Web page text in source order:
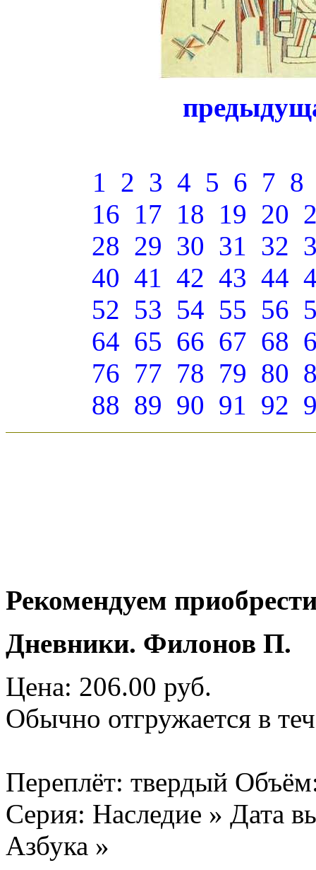
1 2 3 4 5 6 7 8
16 17 18 19 20
28 29 30 31 32
40 41 42 43 44
52 53 54 55 56
64 65 66 67 68
76 77 78 79 80
88 89 90 91 92
Рекомендуем
Дневники. Филонов П.
Цена: 206.00 руб.
Обычно отгружается в
Переплёт: твердый
Серия: Наследие » Дата
Азбука »